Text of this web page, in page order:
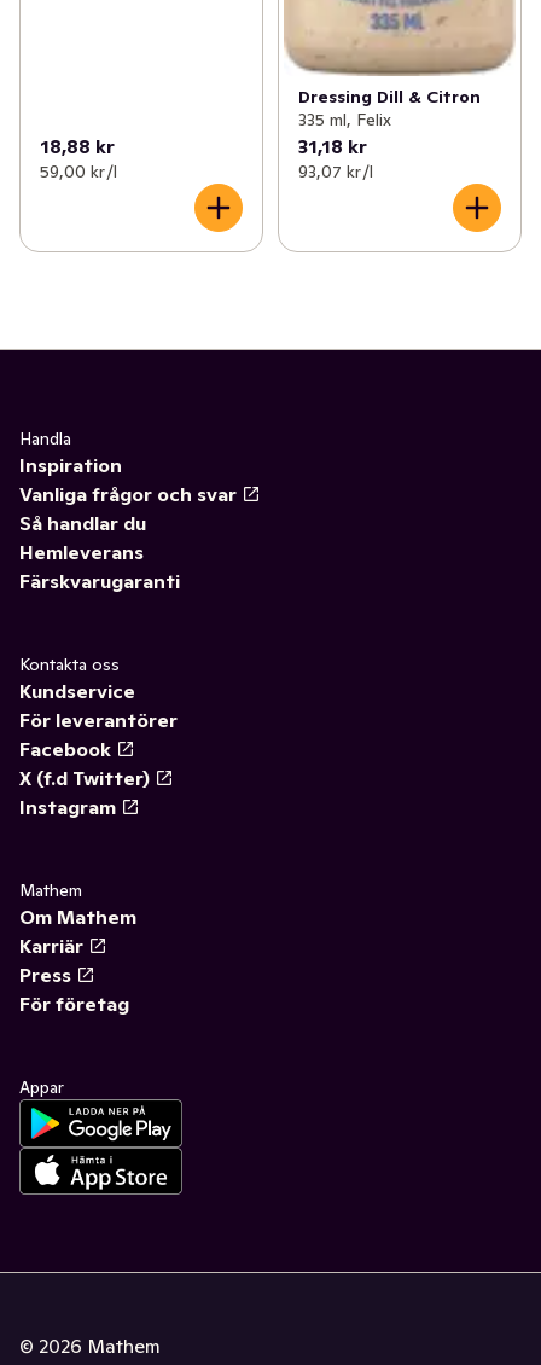
18,88 kr
59,00 kr /l
Dressing Dill & Citron
335 ml, Felix
31,18 kr
93,07 kr /l
Handla
Inspiration
Vanliga frågor och svar
Så handlar du
Hemleverans
Färskvarugaranti
Kontakta oss
Kundservice
För leverantörer
Facebook
X (f.d Twitter)
Instagram
Mathem
Om Mathem
Karriär
Press
För företag
Appar
© 2026 Mathem